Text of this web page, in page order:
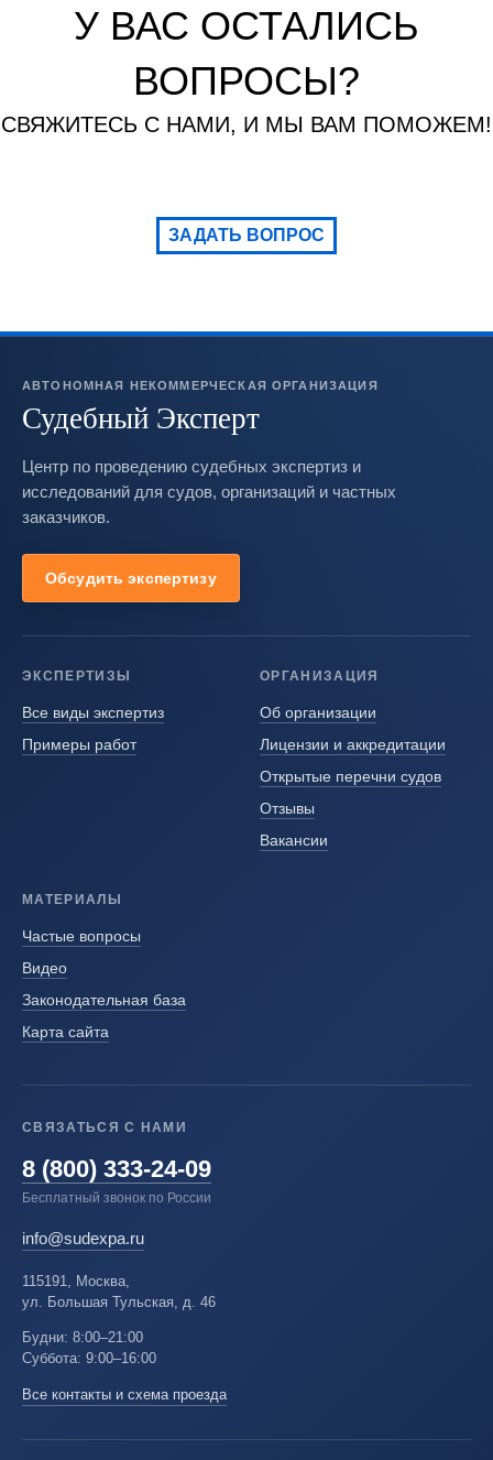
У ВАС ОСТАЛИСЬ
ВОПРОСЫ?
СВЯЖИТЕСЬ С НАМИ, И МЫ ВАМ ПОМОЖЕМ!
ЗАДАТЬ ВОПРОС
АВТОНОМНАЯ НЕКОММЕРЧЕСКАЯ ОРГАНИЗАЦИЯ
Судебный Эксперт
Центр по проведению судебных экспертиз и
исследований для судов, организаций и частных
заказчиков.
Обсудить экспертизу
ЭКСПЕРТИЗЫ
Все виды экспертиз
Примеры работ
ОРГАНИЗАЦИЯ
Об организации
Лицензии и аккредитации
Открытые перечни судов
Отзывы
Вакансии
МАТЕРИАЛЫ
Частые вопросы
Видео
Законодательная база
Карта сайта
СВЯЗАТЬСЯ С НАМИ
8 (800) 333-24-09
Бесплатный звонок по России
info@sudexpa.ru
115191, Москва,
ул. Большая Тульская, д. 46
Будни: 8:00–21:00
Суббота: 9:00–16:00
Все контакты и схема проезда